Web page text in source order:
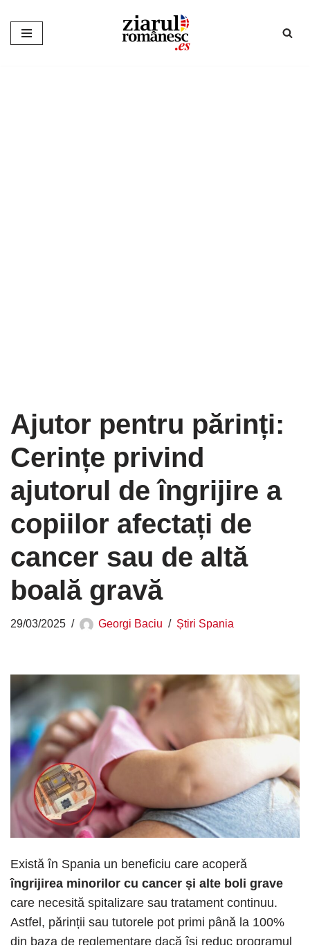
Sari
Ajutor pentru părinți:
Cerințe privind
ajutorul de îngrijire a
copiilor afectați de
cancer sau de altă
boală gravă
29/03/2025 Georgi Baciu Știri Spania
Există în Spania un beneficiu care acoperă
îngrijirea minorilor cu cancer și alte boli grave
care necesită spitalizare sau tratament continuu.
Astfel, părinții sau tutorele pot primi până la 100%
din baza de reglementare dacă își reduc programul